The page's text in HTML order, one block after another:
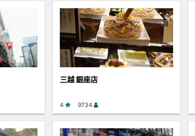
三越 銀座店
4 9734